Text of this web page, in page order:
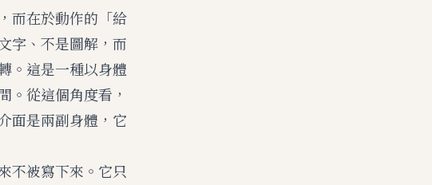
而在於動作的「給
字、不是圖解，而
。這是一種以身體
從這個角度看，
面是兩副身體，它
不被寫下來。它只